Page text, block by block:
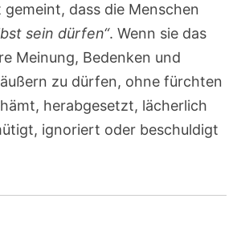
dass die Menschen
sein dürfen“. Wenn sie das
Meinung, Bedenken und
zu dürfen, ohne fürchten
herabgesetzt, lächerlich
ignoriert oder beschuldigt